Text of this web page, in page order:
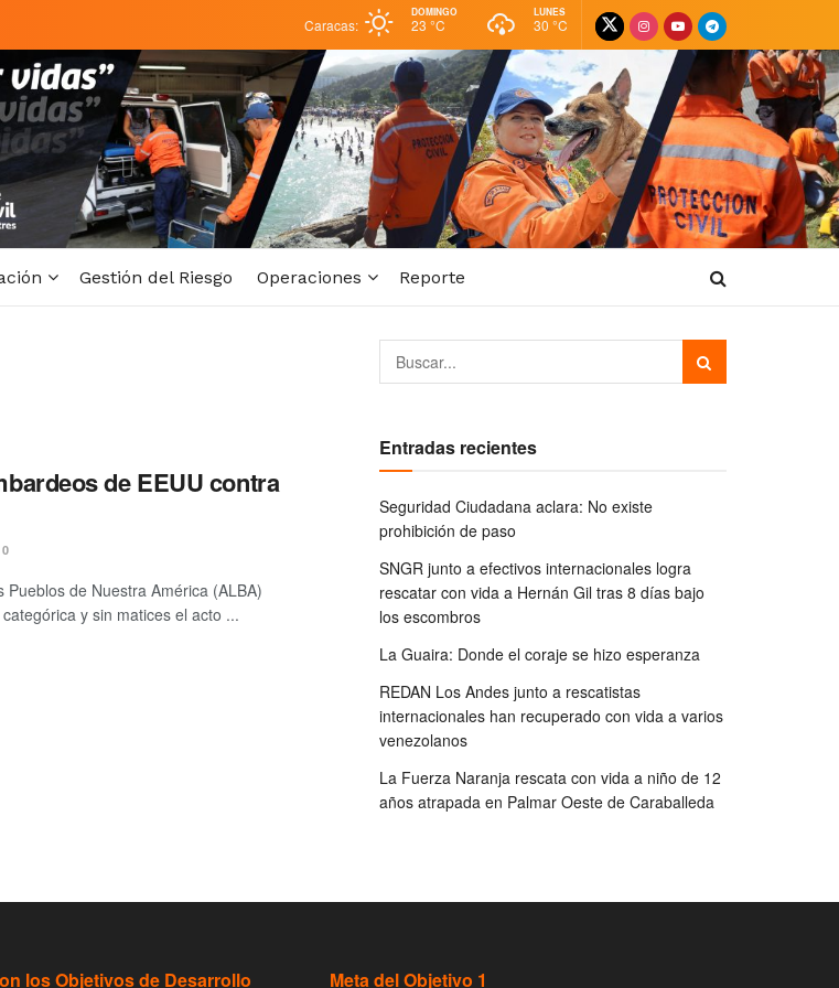
Caracas:
DOMINGO
23 °C
LUNES
30 °C
Gestión del Riesgo Operaciones Reporte
de EEUU contra
0
de Nuestra América (ALBA)
y sin matices el acto ...
Entradas recientes
Seguridad Ciudadana aclara: No existe
prohibición de paso
SNGR junto a efectivos internacionales logra
rescatar con vida a Hernán Gil tras 8 días bajo
los escombros
La Guaira: Donde el coraje se hizo esperanza
REDAN Los Andes junto a rescatistas
internacionales han recuperado con vida a varios
venezolanos
La Fuerza Naranja rescata con vida a niño de 12
años atrapada en Palmar Oeste de Caraballeda
los Objetivos de Desarrollo Meta del Objetivo 1